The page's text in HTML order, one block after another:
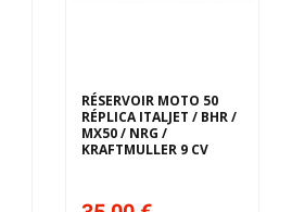
RÉSERVOIR MOTO 50
RÉPLICA ITALJET / BHR /
MX50 / NRG /
KRAFTMULLER 9 CV